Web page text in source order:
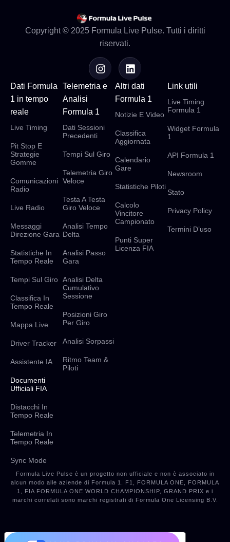
Copyright © 2025 Formula Live Pulse. Tutti i diritti
riservati.
Dati Formula
1 in tempo
reale
Live Timing
Pit Stop E
Strategie
Gomme
Comunicazioni
Radio
Live Radio
Messaggi
Direzione Gara
Statistiche In
Tempo Reale
Tempi Sul Giro
Classifica In
Tempo Reale
Mappa Live
Driver Tracker
Assistente IA
Documenti
Ufficiali FIA
Distacchi In
Tempo Reale
Telemetria In
Tempo Reale
Sync Mode
Telemetria e
Analisi
Formula 1
Dati Sessioni
Precedenti
Tempi Sul Giro
Telemetria Giro
Veloce
Testa A Testa
Giro Veloce
Analisi Tempo
Delta
Analisi Passo
Gara
Analisi Delta
Cumulativo
Sessione
Posizioni Giro
Per Giro
Analisi Sorpassi
Ritmo Team &
Piloti
Altri dati
Formula 1
Notizie E Video
Classifica
Aggiornata
Calendario
Gare
Statistiche Piloti
Calcolo
Vincitore
Campionato
Punti Super
Licenza FIA
Link utili
Live Timing
Formula 1
Widget Formula
1
API Formula 1
Newsroom
Stato
Privacy Policy
Termini D’uso
Formula Live Pulse è un progetto non ufficiale e non è associato in
alcun modo alle aziende di Formula 1. F1, FORMULA ONE, FORMULA
1, FIA FORMULA ONE WORLD CHAMPIONSHIP, GRAND PRIX e i
marchi correlati sono marchi registrati di Formula One Licensing B.V.